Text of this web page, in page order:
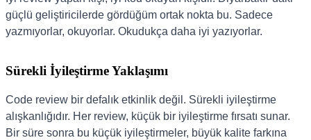
güçlü geliştiricilerde gördüğüm ortak nokta bu. Sadece
yazmıyorlar, okuyorlar. Okudukça daha iyi yazıyorlar.
Sürekli İyileştirme Yaklaşımı
Code review bir defalık etkinlik değil. Sürekli iyileştirme
alışkanlığıdır. Her review, küçük bir iyileştirme fırsatı sunar.
Bir süre sonra bu küçük iyileştirmeler, büyük kalite farkına